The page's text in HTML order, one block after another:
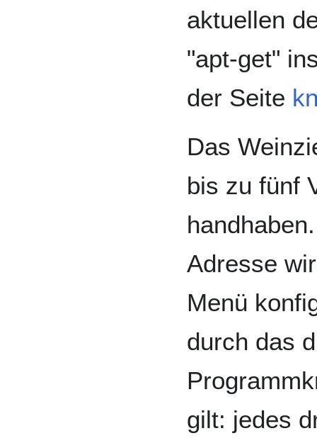
aktuellen
"apt-get"
der Seite
Das
bis zu fünf
Adresse
Menü
durch das
gilt: jedes